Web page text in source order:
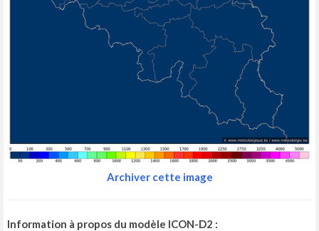
Archiver cette image
Information à propos du modèle ICON-D2 :